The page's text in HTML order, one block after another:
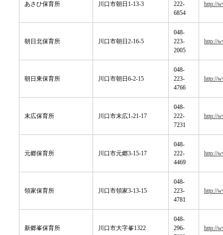
あさひ保育所 川口市朝日1-13-3
222-
6854
http://
朝日北保育所 川口市朝日2-16-5
048-
223-
2005
http://
朝日東保育所 川口市朝日6-2-15
048-
223-
4766
http://
末広保育所 川口市末広1-21-17
048-
222-
7231
http://
元郷保育所 川口市元郷3-15-17
048-
222-
4469
http://
領家保育所 川口市領家3-13-15
048-
223-
4781
http://
新郷峯保育所 川口市大字峯1322
048-
296-
http://